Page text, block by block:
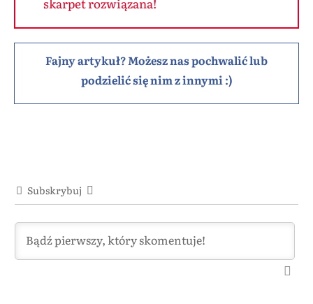
Fajny artykuł? Możesz nas pochwalić lub
podzielić się nim z innymi :)
Subskrybuj